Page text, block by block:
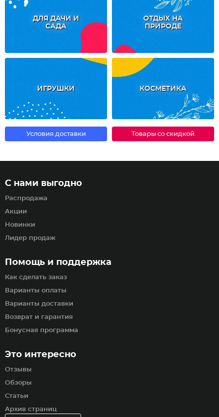
ДЛЯ ДАЧИ И
САДА
ОТДЫХ НА
ПРИРОДЕ
ИГРУШКИ КОСМЕТИКА
Условия доставки Товары со скидкой
Помощь и поддержка
Как сделать заказ
Варианты оплаты
Варианты доставки
Возврат и гарантия
Бонусная программа
С нами выгодно
Распродажа
Акции
Новинки
Лидер продаж
Это интересно
Отзывы
Обзоры
Статьи
Архив страниц